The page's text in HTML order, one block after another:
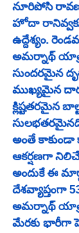
నూరిపోసి రావణ
హోదా
ఉద్దేశ్యం.
అమర్నాథ్
సుందరమైన
ముఖ్యమైన
క్లిష్టతరమైన
అంతే కాకుండా
ఆకర్షణగా
అందుకే ఈ
దేశవ్యాప్తంగా
అమర్నాథ్
మేరకు భారీగా